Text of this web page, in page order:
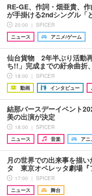
RE-GE、作詞・畑亜貴、
が手掛ける2ndシングル
20:00 ｜ SPICER
ニュース
アニメ/ゲーム
仙台貨物 2年半ぶり活動
ち!!」完成までの紆余曲
18:00 ｜ SPICER
動画
インタビュー
結那バースデーイベント
美の出演が決定
18:00 ｜ SPICER
ニュース
音楽 ア
月の世界での出来事を描
タ 東京オペレッタ劇場『
17:00 ｜ SPICER
ニュース
舞台